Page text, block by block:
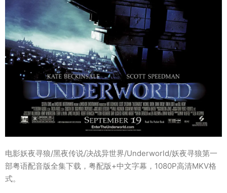
电影妖夜寻狼/黑夜传说/决战异世界/Underworld/妖夜寻狼第一
部粤语配音版全集下载，粤配版+中文字幕，1080P高清MKV格
式。